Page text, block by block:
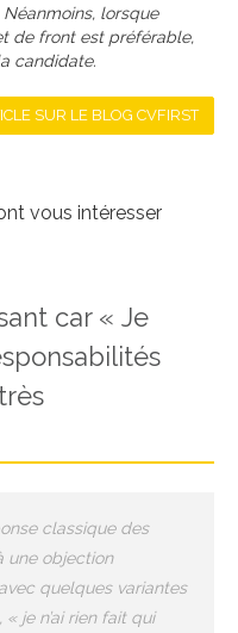
lorsque
de front est préférable,
candidate.
SUR LE BLOG CVFIRST
vous intéresser
car « Je
classique des
une objection
quelques variantes
« je n’ai rien fait qui